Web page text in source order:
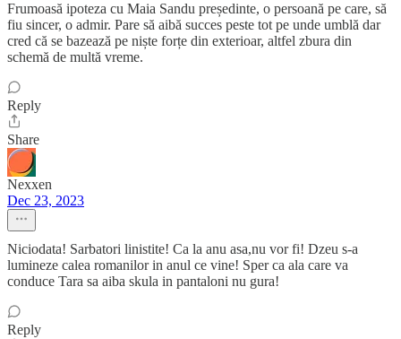
Frumoasă ipoteza cu Maia Sandu președinte, o persoană pe care, să
fiu sincer, o admir. Pare să aibă succes peste tot pe unde umblă dar
cred că se bazează pe niște forțe din exterioar, altfel zbura din
schemă de multă vreme.
Reply
Share
Nexxen
Dec 23, 2023
Niciodata! Sarbatori linistite! Ca la anu asa,nu vor fi! Dzeu s-a
lumineze calea romanilor in anul ce vine! Sper ca ala care va
conduce Tara sa aiba skula in pantaloni nu gura!
Reply